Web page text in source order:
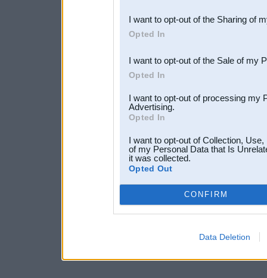
Downstream Participants
third parties.
I want to opt-out of the Sharing of
Opted In
I want to opt-out of the Sale of my
Opted In
I want to opt-out of processing my
Advertising.
Opted In
I want to opt-out of Collection,
of my Personal Data that Is
it was collected.
Opted Out
CONFIRM
Data Deletion